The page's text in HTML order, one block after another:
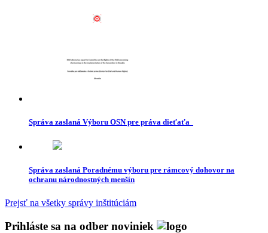
Správa zaslaná Výboru OSN pre práva dieťaťa
Správa zaslaná Poradnému výboru pre rámcový dohovor na
ochranu národnostných menšín
Prejsť na všetky správy inštitúciám
Prihláste sa na odber noviniek